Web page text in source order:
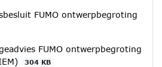
FUMO ontwerpbegroting
FUMO ontwerpbegroting
304 KB